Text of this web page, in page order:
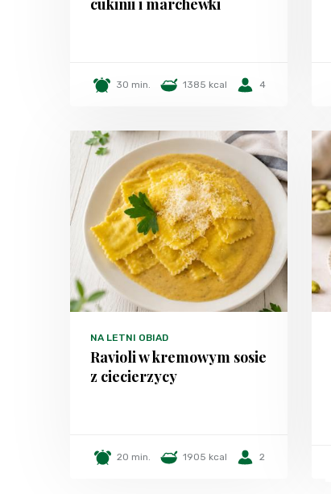
cukinii i marchewki
30 min. 1385 kcal 4
NA LETNI OBIAD
Ravioli w kremowym sosie
z ciecierzycy
20 min. 1905 kcal 2